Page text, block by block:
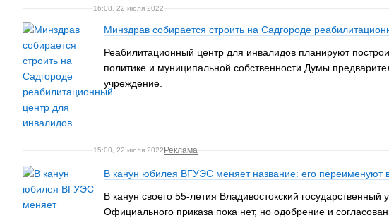
16:08, 22 июля 2022
Минздрав собирается строить на Садгороде
Реабилитационный центр для инвалидов планируют
политике и муниципальной собственности Думы
учреждение.
15:00, 22 июля 2022 Реклама
В канун юбилея ВГУЭС меняет название: его переименуют
В канун своего 55-летия Владивостокский
Официального приказа пока нет, но одобрение и